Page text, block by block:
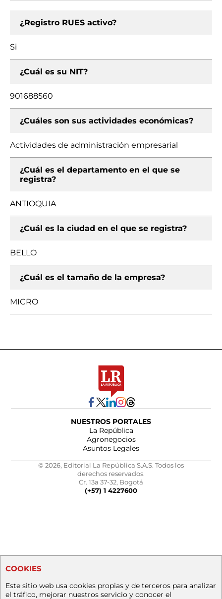
¿Registro RUES activo?
Si
¿Cuál es su NIT?
901688560
¿Cuáles son sus actividades económicas?
Actividades de administración empresarial
¿Cuál es el departamento en el que se
registra?
ANTIOQUIA
¿Cuál es la ciudad en el que se registra?
BELLO
¿Cuál es el tamaño de la empresa?
MICRO
NUESTROS PORTALES
La República
Agronegocios
Asuntos Legales
© 2026, Editorial La República S.A.S. Todos los
derechos reservados.
Cr. 13a 37-32, Bogotá
(+57) 1 4227600
COOKIES
Este sitio web usa cookies propias y de terceros para analizar
el tráfico, mejorar nuestros servicio y conocer el